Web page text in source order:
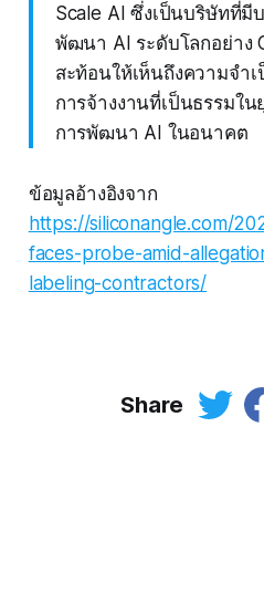
Scale AI ซึ่งเป็นบริษัทที่
พัฒนา AI ระดับโลกอย่าง
สะท้อนให้เห็นถึงความจำ
การจ้างงานที่เป็นธรรมใ
การพัฒนา AI ในอนาคต
ข้อมูลอ้างอิงจาก
https://siliconangle.com/
faces-probe-amid-
labeling-contractors/
Share